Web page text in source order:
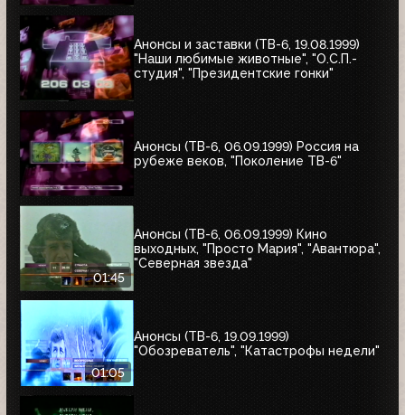
Анонсы и заставки (ТВ-6, 19.08.1999)
"Наши любимые животные", "О.С.П.-
студия", "Президентские гонки"
Анонсы (ТВ-6, 06.09.1999) Россия на
рубеже веков, "Поколение ТВ-6"
01:45
Анонсы (ТВ-6, 06.09.1999) Кино
выходных, "Просто Мария", "Авантюра",
"Северная звезда"
01:05
Анонсы (ТВ-6, 19.09.1999)
"Обозреватель", "Катастрофы недели"